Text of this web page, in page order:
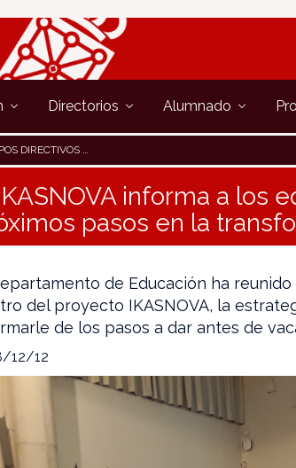
Directorios Alumnado
EN LA TRANSFORMACIÓN DIGITAL
informa a los
pasos en la
de Educación ha
del proyecto IKASNOVA, la
de los pasos a dar antes de
12/12